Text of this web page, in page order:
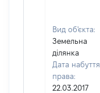
Вид об'єкта:
Земельна
ділянка
Дата набуття
права:
22.03.2017